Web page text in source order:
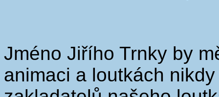
Jméno Jiřího Trnky by
animaci a loutkách